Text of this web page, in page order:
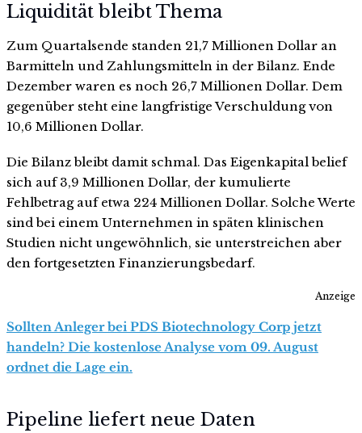
Liquidität bleibt Thema
Zum Quartalsende standen 21,7 Millionen Dollar an
Barmitteln und Zahlungsmitteln in der Bilanz. Ende
Dezember waren es noch 26,7 Millionen Dollar. Dem
gegenüber steht eine langfristige Verschuldung von
10,6 Millionen Dollar.
Die Bilanz bleibt damit schmal. Das Eigenkapital belief
sich auf 3,9 Millionen Dollar, der kumulierte
Fehlbetrag auf etwa 224 Millionen Dollar. Solche Werte
sind bei einem Unternehmen in späten klinischen
Studien nicht ungewöhnlich, sie unterstreichen aber
den fortgesetzten Finanzierungsbedarf.
Anzeige
Sollten Anleger bei PDS Biotechnology Corp jetzt
handeln? Die kostenlose Analyse vom 09. August
ordnet die Lage ein.
Pipeline liefert neue Daten